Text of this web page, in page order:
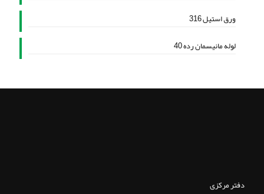
ورق استیل 316
لوله مانیسمان رده 40
دفتر مرکزی